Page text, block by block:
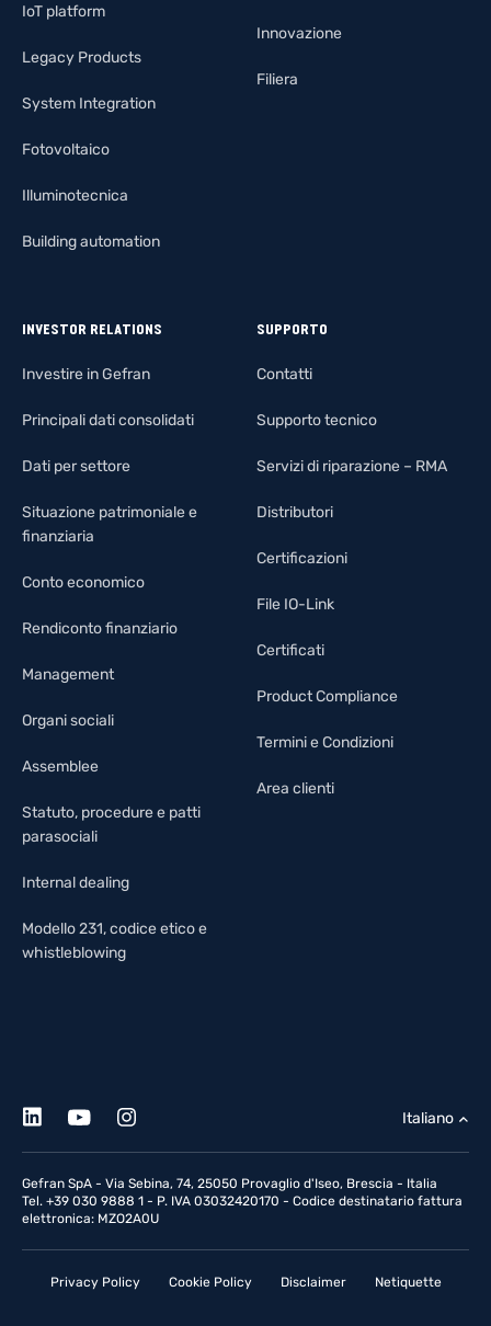
IoT platform
Legacy Products
System Integration
Fotovoltaico
Illuminotecnica
Building automation
Innovazione
Filiera
INVESTOR RELATIONS
Investire in Gefran
Principali dati consolidati
Dati per settore
Situazione patrimoniale e
finanziaria
Conto economico
Rendiconto finanziario
Management
Organi sociali
Assemblee
Statuto, procedure e patti
parasociali
Internal dealing
Modello 231, codice etico e
whistleblowing
SUPPORTO
Contatti
Supporto tecnico
Servizi di riparazione – RMA
Distributori
Certificazioni
File IO-Link
Certificati
Product Compliance
Termini e Condizioni
Area clienti
Gefran SpA - Via Sebina, 74, 25050 Provaglio d'Iseo, Brescia - Italia
Tel. +39 030 9888 1 - P. IVA 03032420170 - Codice destinatario fattura
elettronica: MZO2A0U
Italiano
Privacy Policy Cookie Policy Disclaimer Netiquette